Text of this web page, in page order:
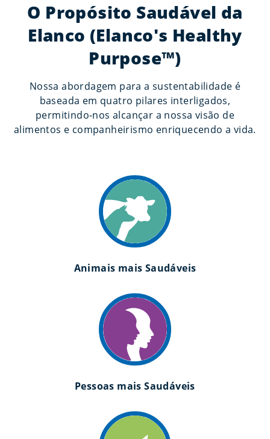
O Propósito Saudável da
Elanco (Elanco's Healthy
Purpose™)
Nossa abordagem para a sustentabilidade é
baseada em quatro pilares interligados,
permitindo-nos alcançar a nossa visão de
alimentos e companheirismo enriquecendo a vida.
Animais mais Saudáveis
Pessoas mais Saudáveis